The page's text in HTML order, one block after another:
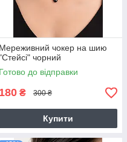
Мереживний чокер на шию
чорний
Готово до відправки
180 ₴ 300 ₴
Купити